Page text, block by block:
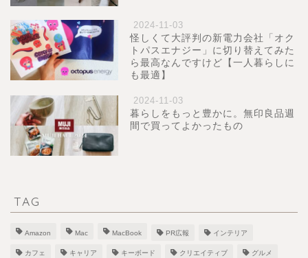
2024-11-03
怪しくて大評判の新電力会社「オク
トパスエナジー」に切り替えてみた
ら最高なんですけど【一人暮らしに
も最適】
2024-11-03
暮らしをもっと豊かに。無印良品週
間で買ってよかったもの
TAG
Amazon Mac MacBook PR広報 インテリア
カフェ キャリア キーボード クリエイティブ グルメ